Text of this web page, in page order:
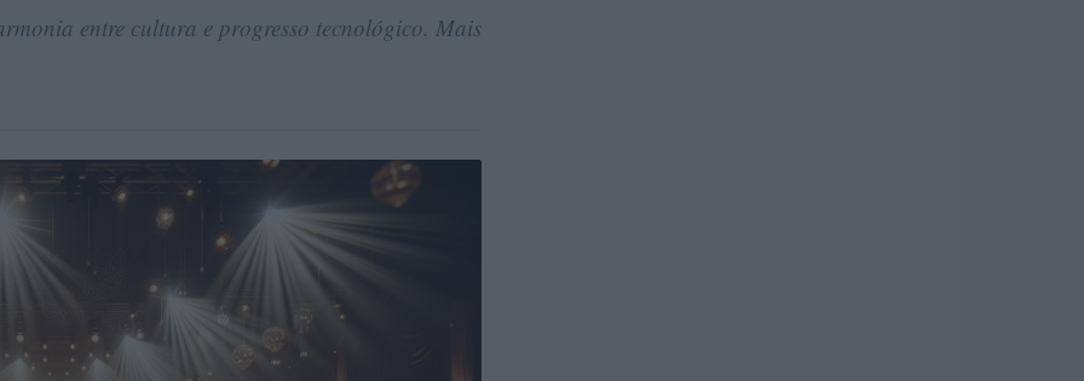
entre cultura e progresso tecnológico. Mais